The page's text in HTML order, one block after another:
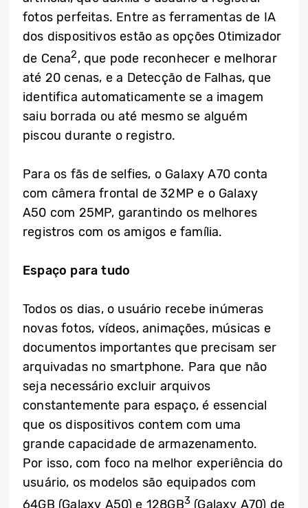
fotos perfeitas. Entre as ferramentas de IA
dos dispositivos estão as opções Otimizador
de Cena2, que pode reconhecer e melhorar
até 20 cenas, e a Detecção de Falhas, que
identifica automaticamente se a imagem
saiu borrada ou até mesmo se alguém
piscou durante o registro.
Para os fãs de selfies, o Galaxy A70 conta
com câmera frontal de 32MP e o Galaxy
A50 com 25MP, garantindo os melhores
registros com os amigos e família.
Espaço para tudo
Todos os dias, o usuário recebe inúmeras
novas fotos, vídeos, animações, músicas e
documentos importantes que precisam ser
arquivadas no smartphone. Para que não
seja necessário excluir arquivos
constantemente para espaço, é essencial
que os dispositivos contem com uma
grande capacidade de armazenamento.
Por isso, com foco na melhor experiência do
usuário, os modelos são equipados com
64GB (Galaxy A50) e 128GB3 (Galaxy A70) de